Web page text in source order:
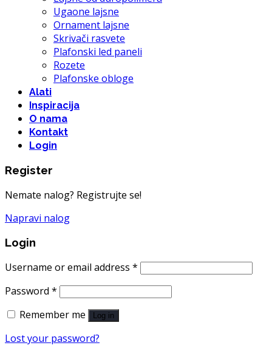
Ugaone lajsne
Ornament lajsne
Skrivači rasvete
Plafonski led paneli
Rozete
Plafonske obloge
Alati
Inspiracija
O nama
Kontakt
Login
Register
Nemate nalog? Registrujte se!
Napravi nalog
Login
Username or email address *
Password *
Remember me
Log in
Lost your password?